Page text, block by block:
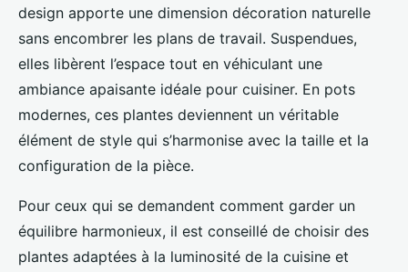
design apporte une dimension décoration naturelle
sans encombrer les plans de travail. Suspendues,
elles libèrent l’espace tout en véhiculant une
ambiance apaisante idéale pour cuisiner. En pots
modernes, ces plantes deviennent un véritable
élément de style qui s’harmonise avec la taille et la
configuration de la pièce.
Pour ceux qui se demandent comment garder un
équilibre harmonieux, il est conseillé de choisir des
plantes adaptées à la luminosité de la cuisine et